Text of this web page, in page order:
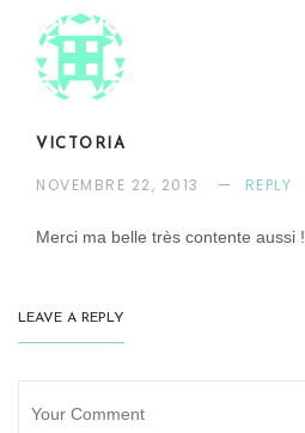
VICTORIA
NOVEMBRE 22, 2013 REPLY
Merci ma belle très contente aussi !
LEAVE A REPLY